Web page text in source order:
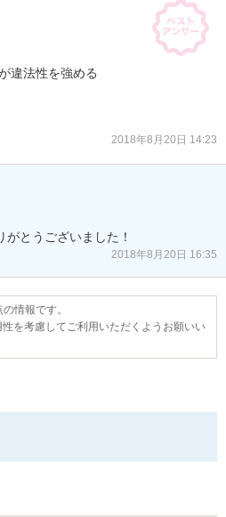
違法性を強める
2018年8月20日 14:23
とうございました！
2018年8月20日 16:35
情報です。
を考慮してご利用いただくようお願いい